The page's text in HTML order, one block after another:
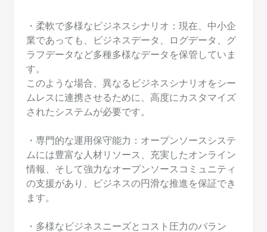
・柔軟で多様なビジネスシナリオ：現在、中小企
業であっても、ビジネスデータ、ログデータ、グ
ラフデータなど多種多様なデータを保管していま
す。
このような場合、異なるビジネスシナリオをシー
ムレスに連携させるために、高度にカスタマイズ
されたシステムが必要です。
・専門的な運用保守能力：オープンソースシステ
ムには豊富な人材リソース、充実したオンライン
情報、そして強力なオープンソースコミュニティ
の支援があり、ビジネスの円滑な推進を保証でき
ます。
・多様なビジネスニーズとコスト圧力のバラン